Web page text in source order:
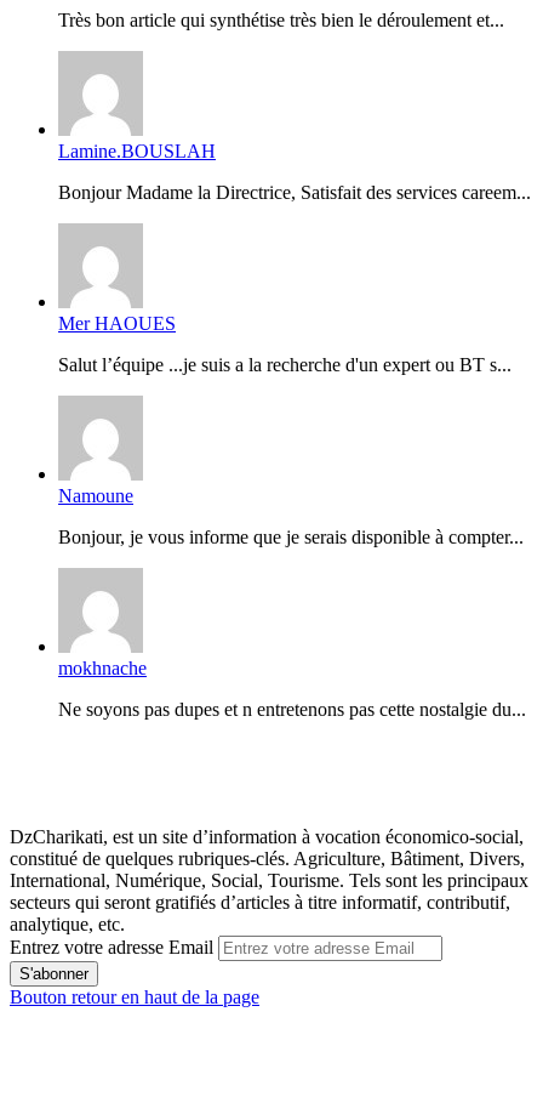
Très bon article qui synthétise très bien le déroulement et...
Lamine.BOUSLAH
Bonjour Madame la Directrice, Satisfait des services careem...
Mer HAOUES
Salut l’équipe ...je suis a la recherche d'un expert ou BT s...
Namoune
Bonjour, je vous informe que je serais disponible à compter...
mokhnache
Ne soyons pas dupes et n entretenons pas cette nostalgie du...
DzCharikati, est un site d’information à vocation économico-social,
constitué de quelques rubriques-clés. Agriculture, Bâtiment, Divers,
International, Numérique, Social, Tourisme. Tels sont les principaux
secteurs qui seront gratifiés d’articles à titre informatif, contributif,
analytique, etc.
Entrez votre adresse Email
Bouton retour en haut de la page